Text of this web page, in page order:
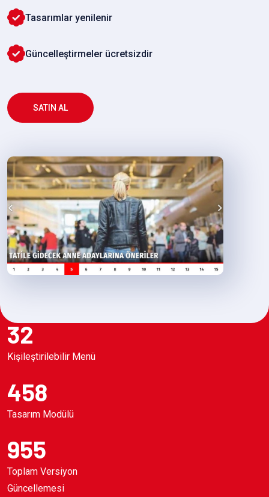
Tasarımlar yenilenir
Güncelleştirmeler ücretsizdir
SATIN AL
32
Kişileştirilebilir Menü
458
Tasarım Modülü
955
Toplam Versiyon
Güncellemesi